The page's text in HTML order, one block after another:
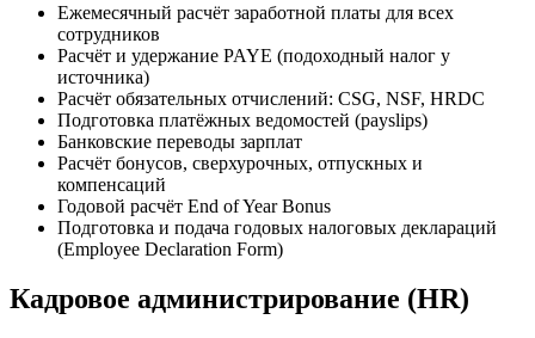
Ежемесячный расчёт заработной платы для всех
сотрудников
Расчёт и удержание PAYE (подоходный налог у
источника)
Расчёт обязательных отчислений: CSG, NSF, HRDC
Подготовка платёжных ведомостей (payslips)
Банковские переводы зарплат
Расчёт бонусов, сверхурочных, отпускных и
компенсаций
Годовой расчёт End of Year Bonus
Подготовка и подача годовых налоговых деклараций
(Employee Declaration Form)
Кадровое администрирование (HR)